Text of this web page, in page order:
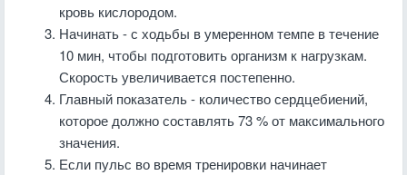
кровь кислородом.
Начинать - с ходьбы в умеренном темпе в течение
10 мин, чтобы подготовить организм к нагрузкам.
Скорость увеличивается постепенно.
Главный показатель - количество сердцебиений,
которое должно составлять 73 % от максимального
значения.
Если пульс во время тренировки начинает